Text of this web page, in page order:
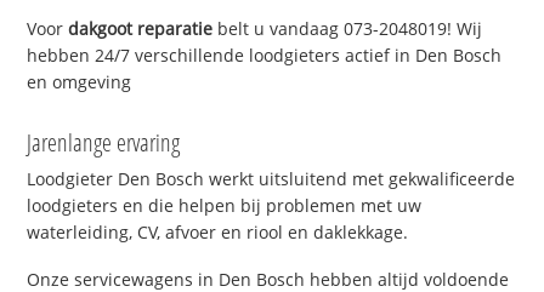
Voordakgoot reparatie belt u vandaag 073-2048019! Wij
hebben 24/7 verschillende loodgieters actief in Den Bosch
en omgeving
Jarenlange ervaring
Loodgieter Den Bosch werkt uitsluitend met gekwalificeerde
loodgieters en die helpen bij problemen met uw
waterleiding, CV, afvoer en riool en daklekkage.
Onze servicewagens in Den Bosch hebben altijd voldoende